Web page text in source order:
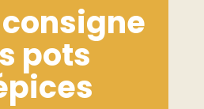
consigne
pots